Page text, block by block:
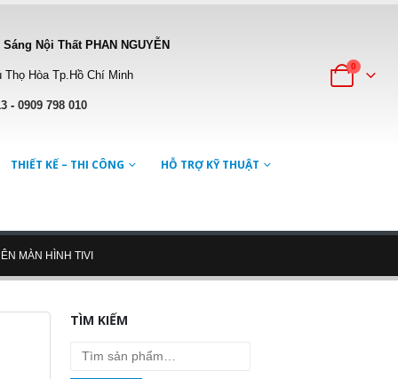
Nội Thất PHAN NGUYỄN
Hòa Tp.Hồ Chí Minh
-0909 798 010
0
THIẾT KẾ – THI CÔNG HỖ TRỢ KỸ THUẬT
MÀN HÌNH TIVI
TÌM KIẾM